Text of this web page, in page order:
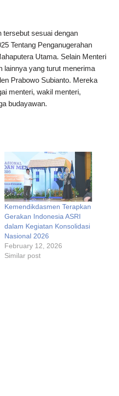
tersebut sesuai dengan
Tentang Penganugerahan
Utama. Selain Menteri
lainnya yang turut menerima
Prabowo Subianto. Mereka
menteri, wakil menteri,
budayawan.
Kemendikdasmen Terapkan
Gerakan Indonesia ASRI
dalam Kegiatan Konsolidasi
Nasional 2026
February 12, 2026
Similar post